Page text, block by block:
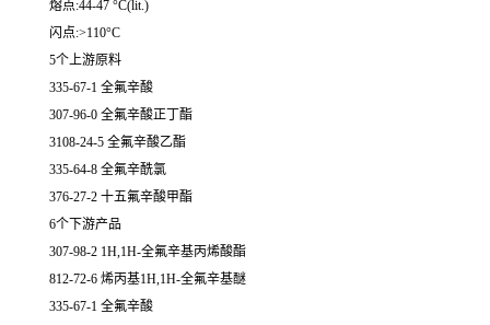
熔点:44-47 °C(lit.)
闪点:>110°C
5个上游原料
335-67-1 全氟辛酸
307-96-0 全氟辛酸正丁酯
3108-24-5 全氟辛酸乙酯
335-64-8 全氟辛酰氯
376-27-2 十五氟辛酸甲酯
6个下游产品
307-98-2 1H,1H-全氟辛基丙烯酸酯
812-72-6 烯丙基1H,1H-全氟辛基醚
335-67-1 全氟辛酸